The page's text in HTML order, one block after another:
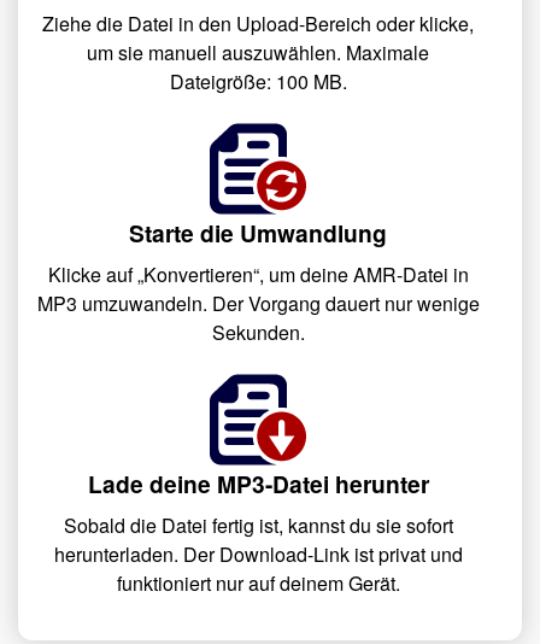
Ziehe die Datei in den Upload-Bereich oder klicke,
um sie manuell auszuwählen. Maximale
Dateigröße: 100 MB.
Starte die Umwandlung
Klicke auf „Konvertieren“, um deine AMR-Datei in
MP3 umzuwandeln. Der Vorgang dauert nur wenige
Sekunden.
Lade deine MP3-Datei herunter
Sobald die Datei fertig ist, kannst du sie sofort
herunterladen. Der Download-Link ist privat und
funktioniert nur auf deinem Gerät.